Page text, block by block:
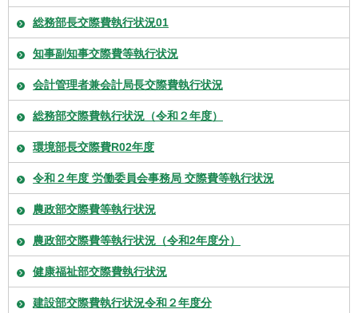
総務部長交際費執行状況01
知事副知事交際費等執行状況
会計管理者兼会計局長交際費執行状況
総務部交際費執行状況（令和２年度）
環境部長交際費R02年度
令和２年度 労働委員会事務局 交際費等執行状況
農政部交際費等執行状況
農政部交際費等執行状況（令和2年度分）
健康福祉部交際費執行状況
建設部交際費執行状況令和２年度分